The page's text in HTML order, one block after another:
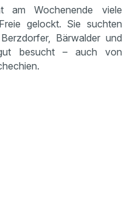
am Wochenende viele
gelockt. Sie suchten
Bärwalder und
besucht – auch von